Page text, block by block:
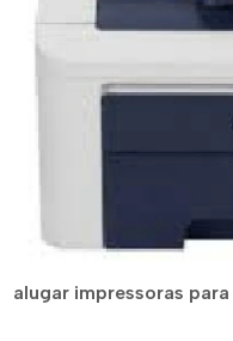
alugar impressoras